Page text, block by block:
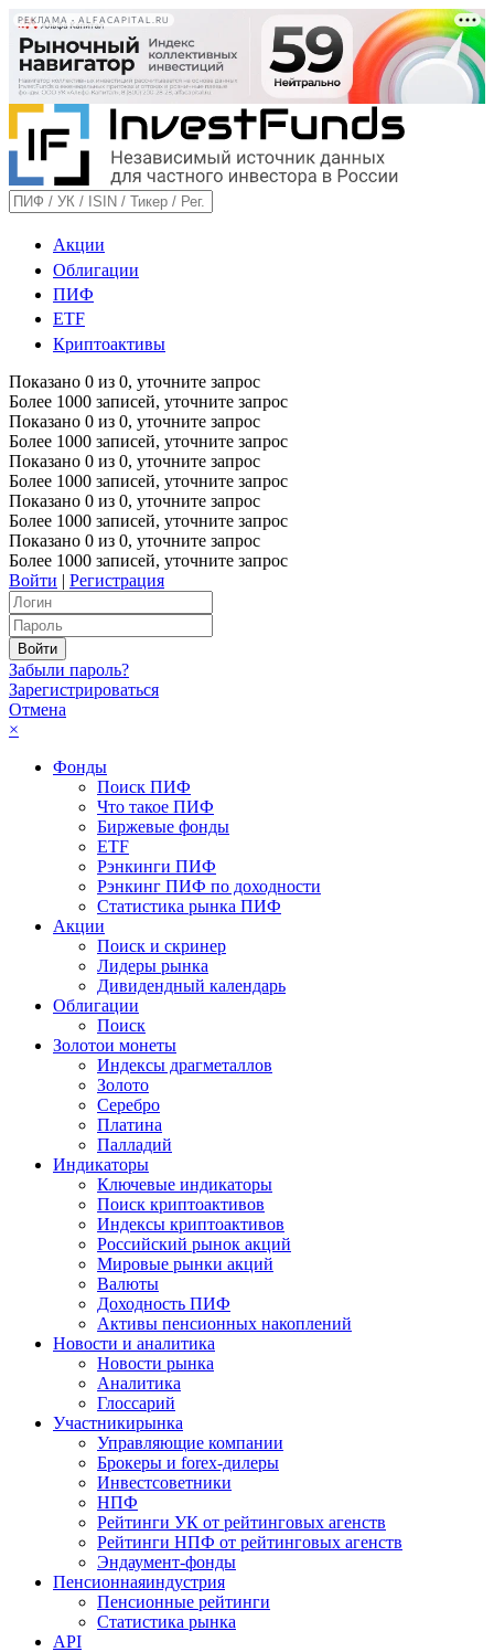
РЕКЛАМА • ALFACAPITAL.RU
Акции
Облигации
ПИФ
ETF
Криптоактивы
Показано 0 из 0, уточните запрос
Более 1000 записей, уточните запрос
Показано 0 из 0, уточните запрос
Более 1000 записей, уточните запрос
Показано 0 из 0, уточните запрос
Более 1000 записей, уточните запрос
Показано 0 из 0, уточните запрос
Более 1000 записей, уточните запрос
Показано 0 из 0, уточните запрос
Более 1000 записей, уточните запрос
Войти | Регистрация
Забыли пароль?
Зарегистрироваться
Отмена
×
Фонды
Поиск ПИФ
Что такое ПИФ
Биржевые фонды
ETF
Рэнкинги ПИФ
Рэнкинг ПИФ по доходности
Статистика рынка ПИФ
Акции
Поиск и скринер
Лидеры рынка
Дивидендный календарь
Облигации
Поиск
Золотои монеты
Индексы драгметаллов
Золото
Серебро
Платина
Палладий
Индикаторы
Ключевые индикаторы
Поиск криптоактивов
Индексы криптоактивов
Российский рынок акций
Мировые рынки акций
Валюты
Доходность ПИФ
Активы пенсионных накоплений
Новости и аналитика
Новости рынка
Аналитика
Глоссарий
Участникирынка
Управляющие компании
Брокеры и forex-дилеры
Инвестсоветники
НПФ
Рейтинги УК от рейтинговых агенств
Рейтинги НПФ от рейтинговых агенств
Эндаумент-фонды
Пенсионнаяиндустрия
Пенсионные рейтинги
Статистика рынка
API